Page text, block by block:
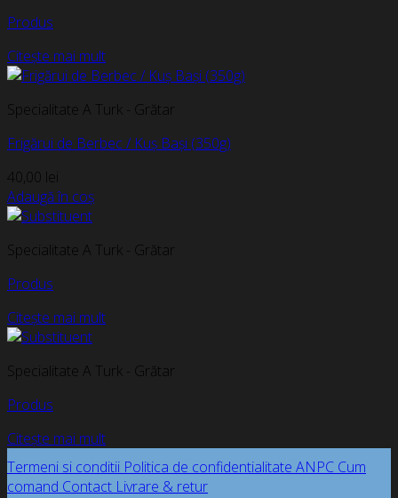
Produs
Citește mai mult
Specialitate A Turk - Grătar
Frigărui de Berbec / Kuș Bași (350g)
40,00 lei
Adaugă în coș
Specialitate A Turk - Grătar
Produs
Citește mai mult
Specialitate A Turk - Grătar
Produs
Citește mai mult
Termeni si conditii Politica de confidentialitate ANPC Cum
comand Contact Livrare & retur